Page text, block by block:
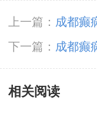
上一篇： 成都癫
择好医院就诊
下一篇： 成都癫
据有哪些?
相关阅读